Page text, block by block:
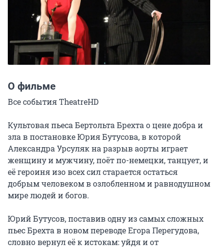
О фильме
Все события TheatreHD
Культовая пьеса Бертольта Брехта о цене добра и
зла в постановке Юрия Бутусова, в которой
Александра Урсуляк на разрыв аорты играет
женщину и мужчину, поёт по-немецки, танцует, и
её героиня изо всех сил старается остаться
добрым человеком в озлобленном и равнодушном
мире людей и богов.
Юрий Бутусов, поставив одну из самых сложных
пьес Брехта в новом переводе Егора Перегудова,
словно вернул её к истокам: уйдя и от